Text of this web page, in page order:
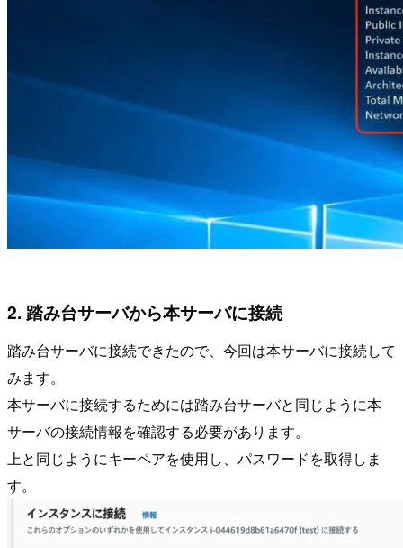
2. 踏み台サーバから本サーバに接続
踏み台サーバに接続できたので、今回は本サーバに接続して
みます。
本サーバに接続するためには踏み台サーバと同じように本
サーバの接続情報を確認する必要があります。
上と同じようにキーペアを使用し、パスワードを取得しま
す。